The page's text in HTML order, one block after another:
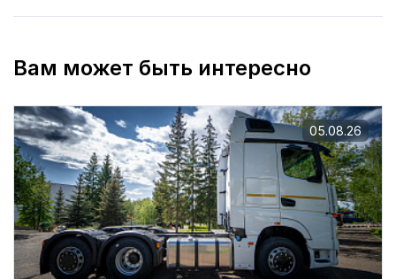
Вам может быть интересно
05.08.26